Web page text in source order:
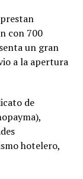
con 700
un gran
a la apertura
de
hotelero,